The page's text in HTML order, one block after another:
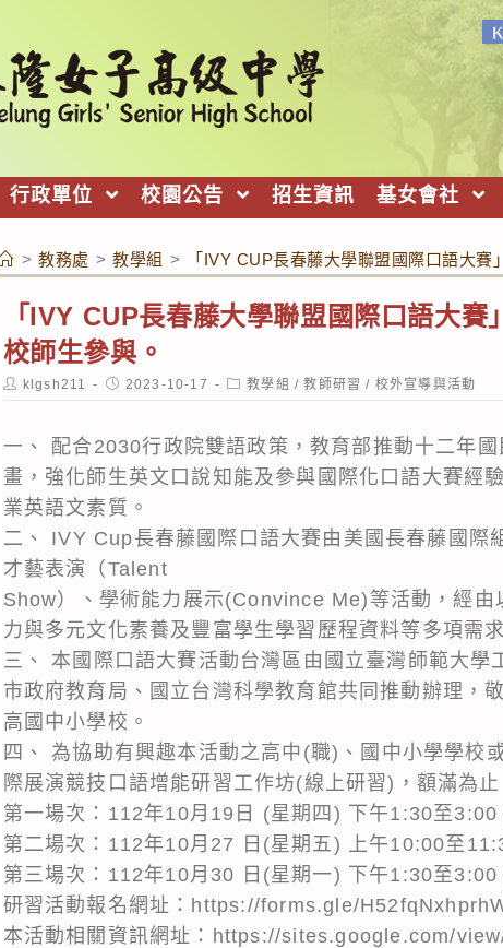
行政單位 校園公告 招生資訊 基女會社
> 教務處 > 教學組 > 「IVY CUP長春藤大學聯盟國際口語大
「IVY CUP長春藤大學聯盟國際口語大
校師生參與。
Post
author:
klgsh211
Post
published:
2023-10-17
Post
category:
教學組 / 教師研習 / 校外宣導與活動
一、 配合2030行政院雙語政策，教育部推動十二年
畫，強化師生英文口說知能及參與國際化口語大賽經
業英語文素質。
二、 IVY Cup長春藤國際口語大賽由美國長春藤國際
才藝表演（Talent
Show）、學術能力展示(Convince Me)等活動，經
力與多元文化素養及豐富學生學習歷程資料等多項需
三、 本國際口語大賽活動台灣區由國立臺灣師範大
市政府教育局、國立台灣科學教育館共同推動辦理，
高國中小學校。
四、 為協助有興趣本活動之高中(職)、國中小學學校
際展演競技口語增能研習工作坊(線上研習)，額滿為止
第一場次：112年10月19日 (星期四) 下午1:30至3:00
第二場次：112年10月27 日(星期五) 上午10:00至
第三場次：112年10月30 日(星期一) 下午1:30至3:00
研習活動報名網址：https://forms.gle/
本活動相關資訊網址：https://sites.google.com/